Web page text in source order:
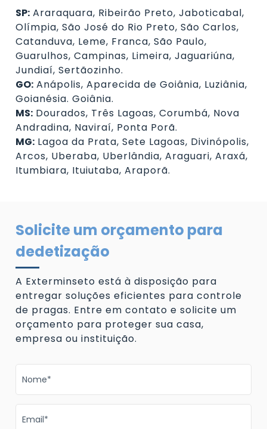
SP: Araraquara, Ribeirão Preto, Jaboticabal,
Olímpia, São José do Rio Preto, São Carlos,
Catanduva, Leme, Franca, São Paulo,
Guarulhos, Campinas, Limeira, Jaguariúna,
Jundiaí, Sertãozinho.
GO: Anápolis, Aparecida de Goiânia, Luziânia,
Goianésia. Goiânia.
MS: Dourados, Três Lagoas, Corumbá, Nova
Andradina, Naviraí, Ponta Porã.
MG: Lagoa da Prata, Sete Lagoas, Divinópolis,
Arcos, Uberaba, Uberlândia, Araguari, Araxá,
Itumbiara, Ituiutaba, Araporã.
Solicite um orçamento para
dedetização
A Exterminseto está à disposição para
entregar soluções eficientes para controle
de pragas. Entre em contato e solicite um
orçamento para proteger sua casa,
empresa ou instituição.
Nome*
Email*